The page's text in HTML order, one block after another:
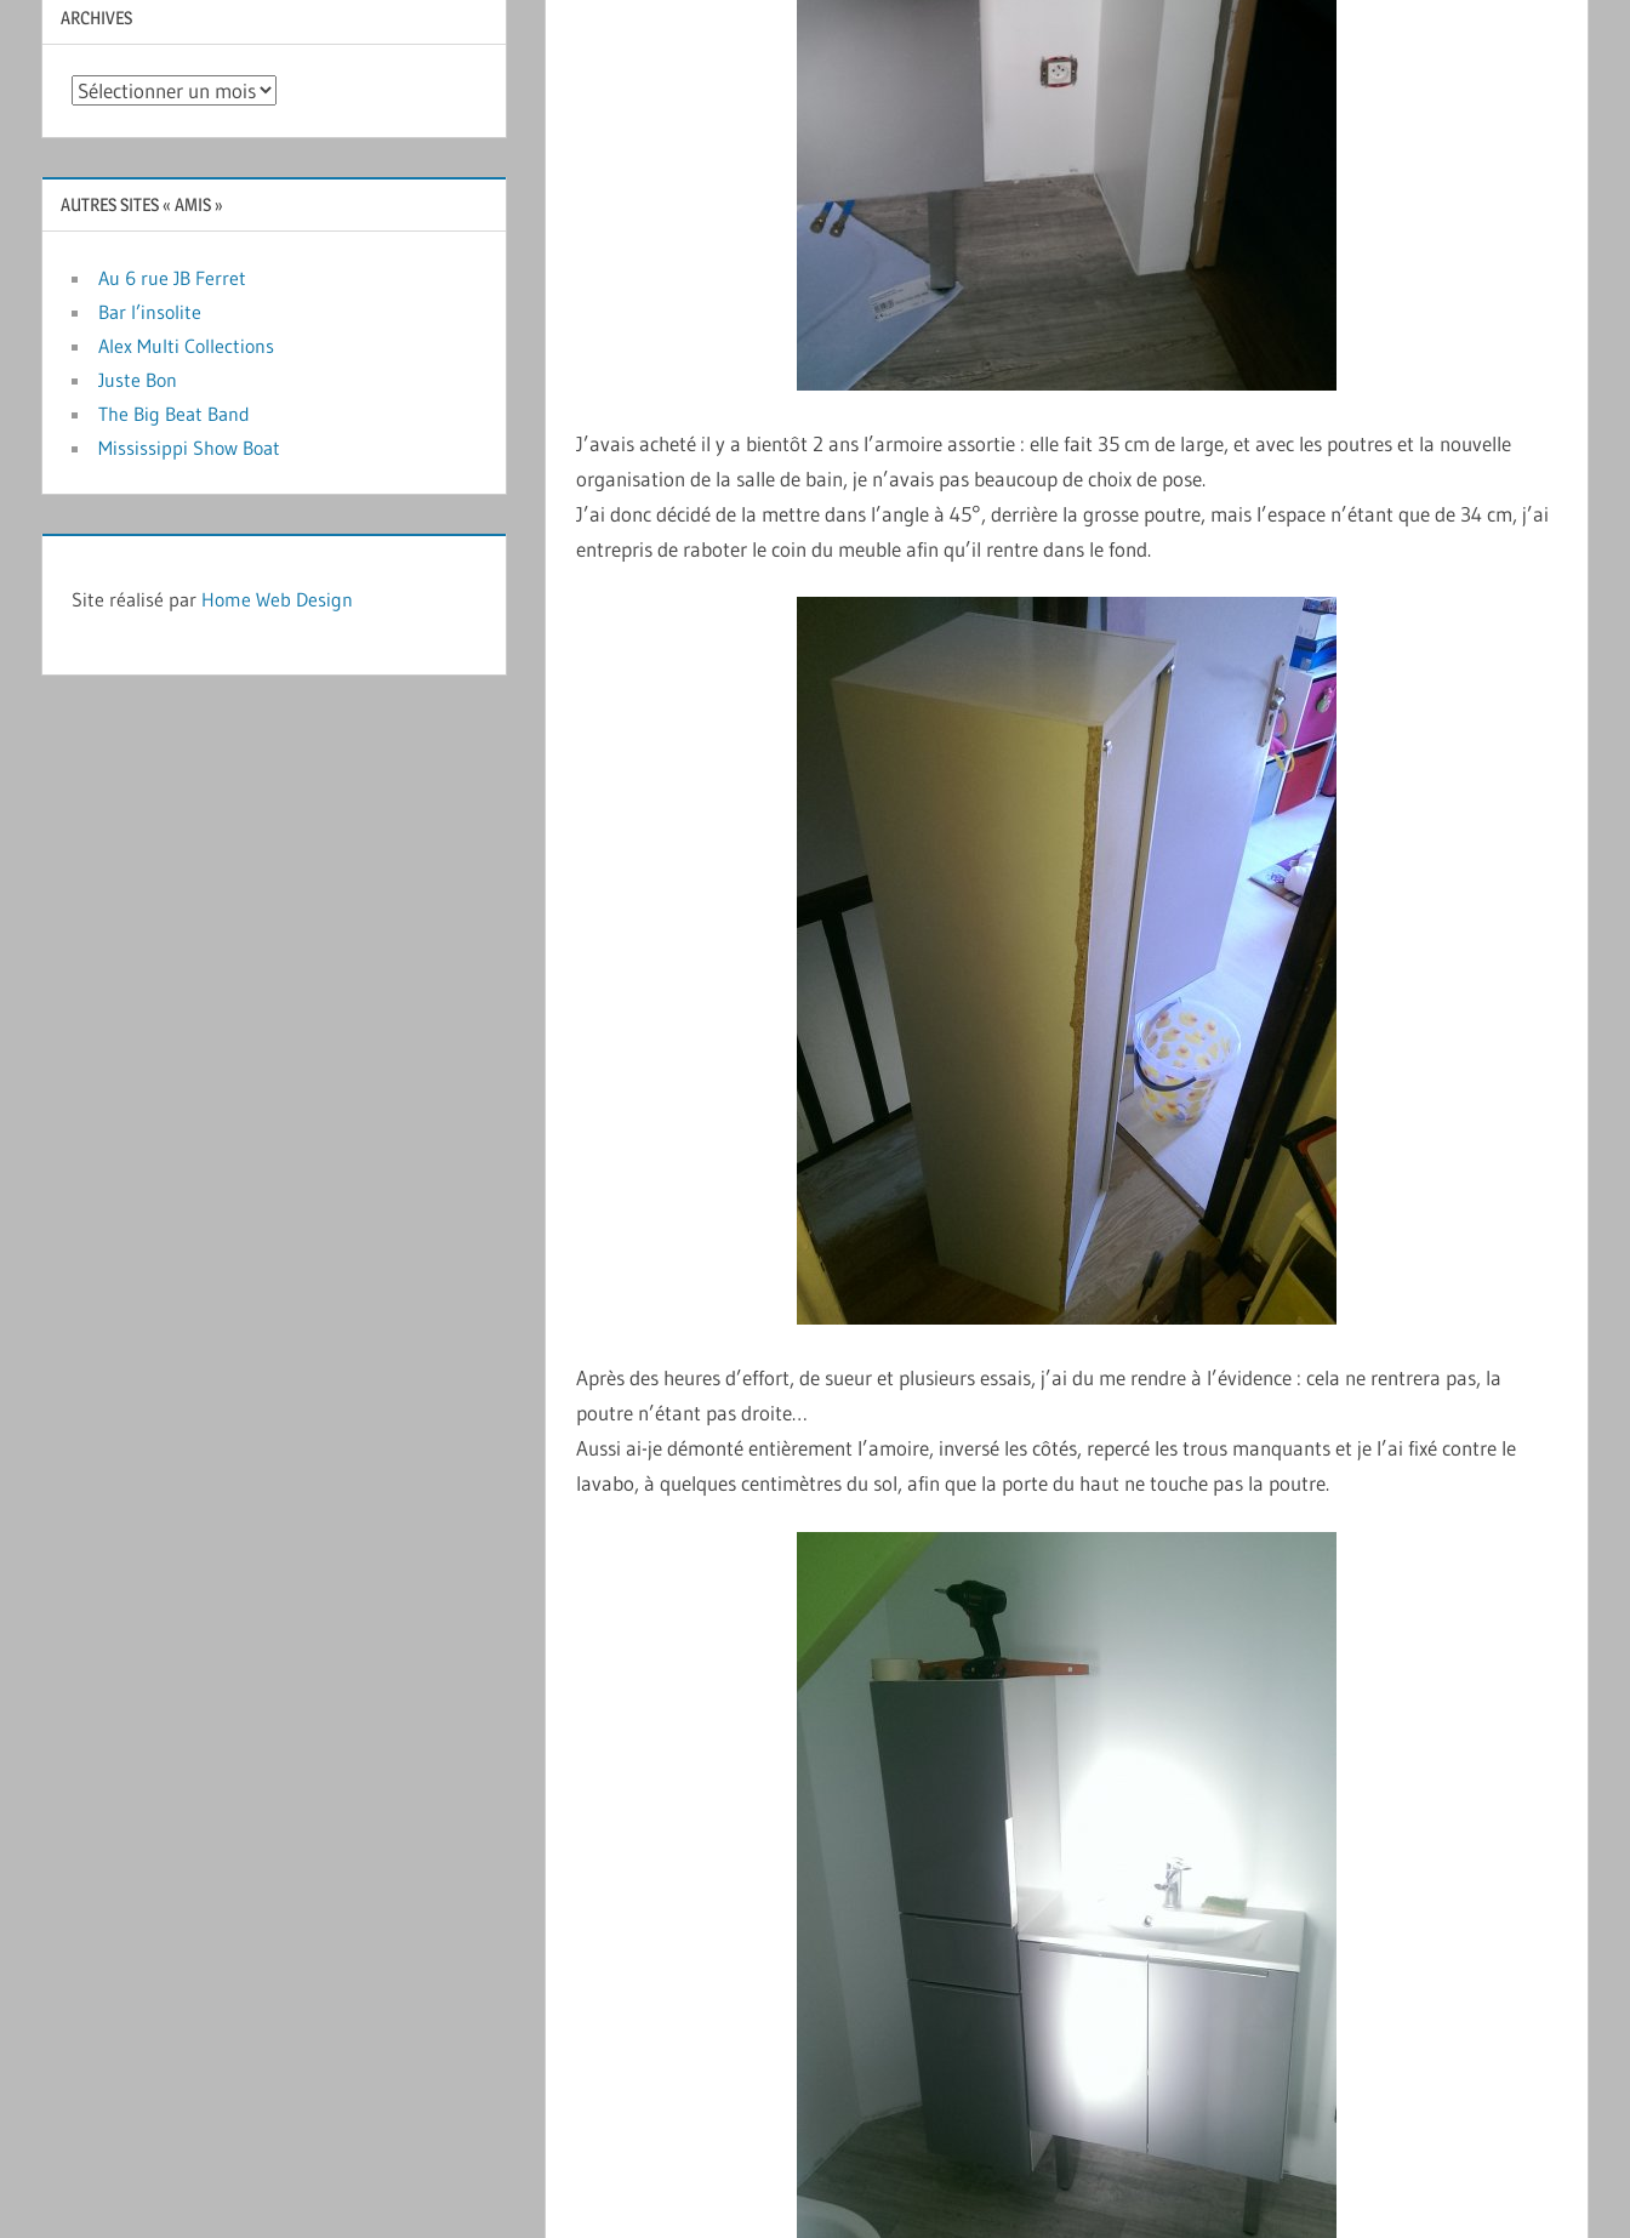
J’avais acheté il y a bientôt 2 ans l’armoire assortie : elle fait 35 cm de large, et avec les poutres et la nouvelle
organisation de la salle de bain, je n’avais pas beaucoup de choix de pose.
J’ai donc décidé de la mettre dans l’angle à 45°, derrière la grosse poutre, mais l’espace n’étant que de 34 cm, j’ai
entrepris de raboter le coin du meuble afin qu’il rentre dans le fond.
Après des heures d’effort, de sueur et plusieurs essais, j’ai du me rendre à l’évidence : cela ne rentrera pas, la
poutre n’étant pas droite…
Aussi ai-je démonté entièrement l’amoire, inversé les côtés, repercé les trous manquants et je l’ai fixé contre le
lavabo, à quelques centimètres du sol, afin que la porte du haut ne touche pas la poutre.
ARCHIVES
Archives
AUTRES SITES « AMIS »
Au 6 rue JB Ferret
Bar l’insolite
Alex Multi Collections
Juste Bon
The Big Beat Band
Mississippi Show Boat
Site réalisé par Home Web Design